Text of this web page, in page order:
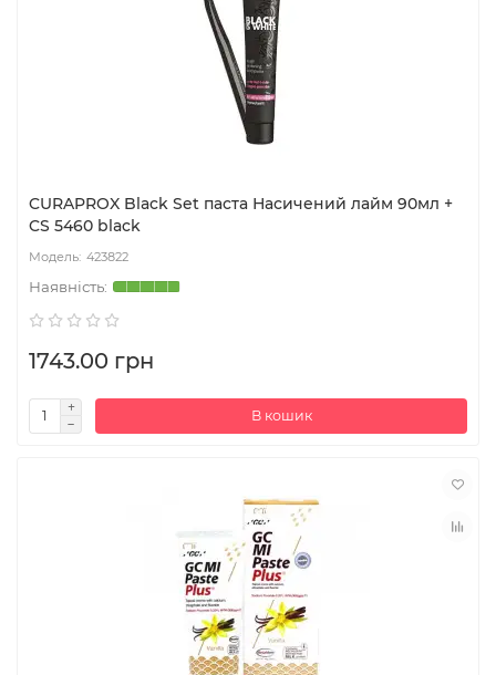
CURAPROX Black Set паста Насичений лайм 90мл +
CS 5460 black
423822
1743.00 грн
В кошик